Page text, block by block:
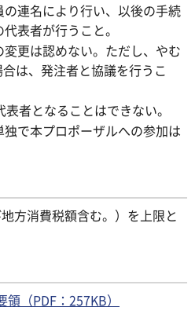
連名により行い、以後の手続
表者が行うこと。
更は認めない。ただし、やむ
は、発注者と協議を行うこ
者となることはできない。
で本プロポーザルへの参加は
方消費税額含む。）を上限と
（PDF：257KB）